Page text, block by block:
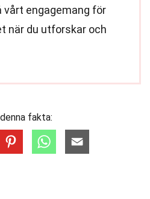
vårt engagemang för
när du utforskar och
fakta: